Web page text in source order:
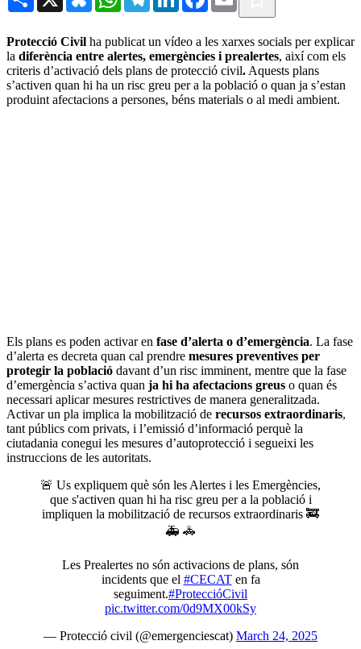
Protecció Civil ha publicat un vídeo a les xarxes socials per explicar
la diferència entre alertes, emergències i prealertes, així com els
criteris d’activació dels plans de protecció civil. Aquests plans
s’activen quan hi ha un risc greu per a la població o quan ja s’estan
produint afectacions a persones, béns materials o al medi ambient.
Els plans es poden activar en fase d’alerta o d’emergència. La fase
d’alerta es decreta quan cal prendre mesures preventives per
protegir la població davant d’un risc imminent, mentre que la fase
d’emergència s’activa quan ja hi ha afectacions greus o quan és
necessari aplicar mesures restrictives de manera generalitzada.
Activar un pla implica la mobilització de recursos extraordinaris,
tant públics com privats, i l’emissió d’informació perquè la
ciutadania conegui les mesures d’autoprotecció i segueixi les
instruccions de les autoritats.
🚨 Us expliquem què són les Alertes i les Emergències,
que s'activen quan hi ha risc greu per a la població i
impliquen la mobilització de recursos extraordinaris 🚒
🚑 🚓
Les Prealertes no són activacions de plans, són
incidents que el #CECATen fa
seguiment.#ProteccióCivil
pic.twitter.com/0d9MX00kSy
— Protecció civil (@emergenciescat) March 24, 2025